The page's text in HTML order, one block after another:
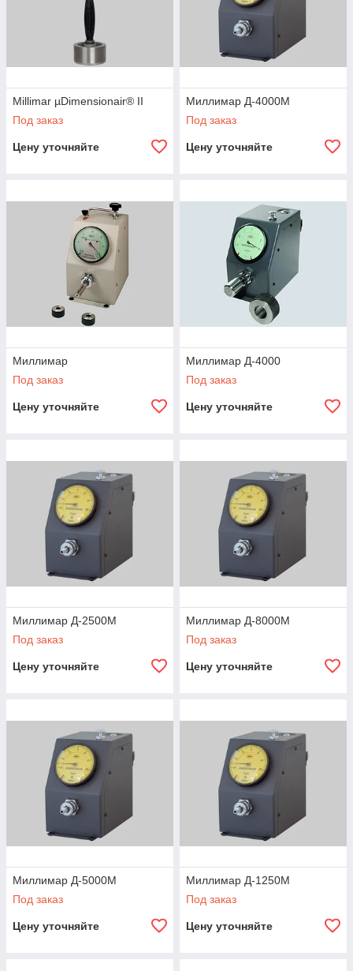
Millimar µDimensionair® II
Под заказ
Цену уточняйте
Миллимар Д-4000М
Под заказ
Цену уточняйте
Миллимар
Под заказ
Цену уточняйте
Миллимар Д-4000
Под заказ
Цену уточняйте
Миллимар Д-2500М
Под заказ
Цену уточняйте
Миллимар Д-8000М
Под заказ
Цену уточняйте
Миллимар Д-5000М
Под заказ
Цену уточняйте
Миллимар Д-1250М
Под заказ
Цену уточняйте